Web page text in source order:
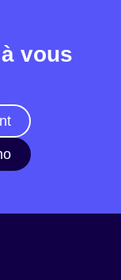
vous